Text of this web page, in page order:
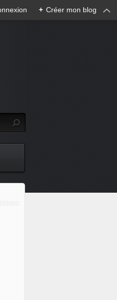
+ Créer mon blog